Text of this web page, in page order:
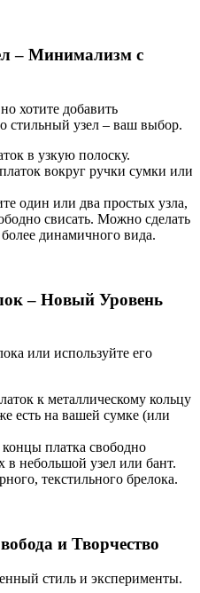
– Минимализм с
хотите добавить
стильный узел – ваш выбор.
в узкую полоску.
вокруг ручки сумки или
один или два простых узла,
свисать. Можно сделать
динамичного вида.
– Новый Уровень
или используйте его
к металлическому кольцу
есть на вашей сумке (или
платка свободно
в небольшой узел или бант.
текстильного брелока.
и Творчество
стиль и эксперименты.